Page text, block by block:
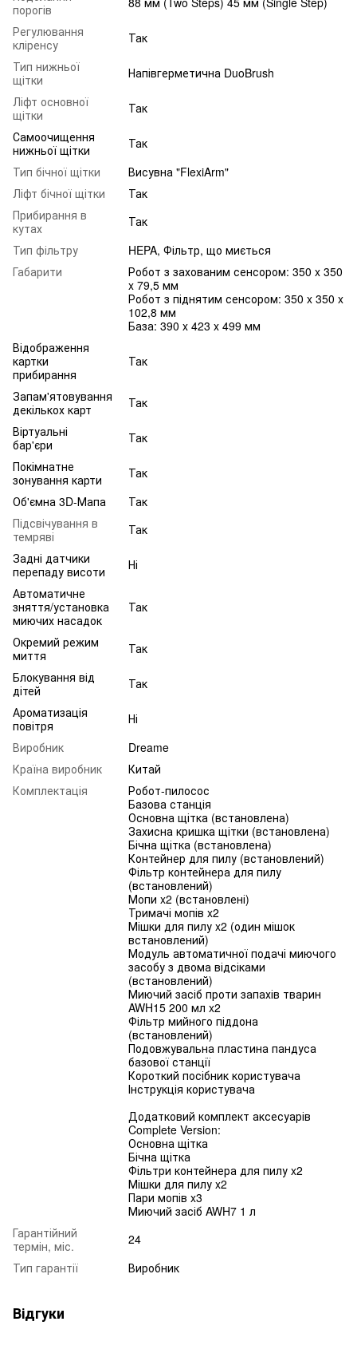
порогів
Регулювання
кліренсу
Так
Тип нижньої
щітки
Напівгерметична DuoBrush
Ліфт основної
щітки
Так
Самоочищення
нижньої щітки
Так
Тип бічної щітки
Висувна "FlexiArm"
Ліфт бічної щітки
Так
Прибирання в
кутах
Так
Тип фільтру
HEPA, Фільтр, що миється
Габарити
Робот з захованим сенсором: 350 x 350
x 79,5 мм
Робот з піднятим сенсором: 350 x 350 x
102,8 мм
База: 390 x 423 x 499 мм
Відображення
картки
прибирання
Так
Запам'ятовування
декількох карт
Так
Віртуальні
бар'єри
Так
Покімнатне
зонування карти
Так
Об'ємна 3D-Мапа
Так
Підсвічування в
темряві
Так
Задні датчики
перепаду висоти
Ні
Автоматичне
зняття/установка
миючих насадок
Так
Окремий режим
миття
Так
Блокування від
дітей
Так
Ароматизація
повітря
Ні
Виробник
Dreame
Країна виробник
Китай
Комплектація
Робот-пилосос
Базова станція
Основна щітка (встановлена)
Захисна кришка щітки (встановлена)
Бічна щітка (встановлена)
Контейнер для пилу (встановлений)
Фільтр контейнера для пилу
(встановлений)
Мопи x2 (встановлені)
Тримачі мопів x2
Мішки для пилу x2 (один мішок
встановлений)
Модуль автоматичної подачі миючого
засобу з двома відсіками
(встановлений)
Миючий засіб проти запахів тварин
AWH15 200 мл x2
Фільтр мийного піддона
(встановлений)
Подовжувальна пластина пандуса
базової станції
Короткий посібник користувача
Інструкція користувача
Додатковий комплект аксесуарів
Complete Version:
Основна щітка
Бічна щітка
Фільтри контейнера для пилу x2
Мішки для пилу x2
Пари мопів x3
Миючий засіб AWH7 1 л
Гарантійний
термін, міс.
24
Тип гарантії
Виробник
Відгуки